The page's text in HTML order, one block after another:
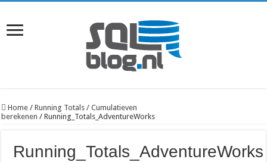
Home / Running Totals / Cumulatieven
berekenen / Running_Totals_AdventureWorks
Running_Totals_AdventureWorks